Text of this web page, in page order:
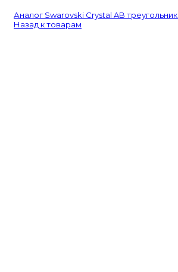
Аналог Swarovski Crystal AB треугольник
Назад к товарам